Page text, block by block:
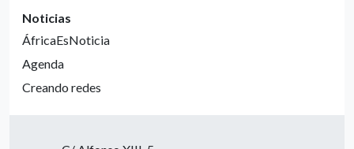
Noticias
ÁfricaEsNoticia
Agenda
Creando redes